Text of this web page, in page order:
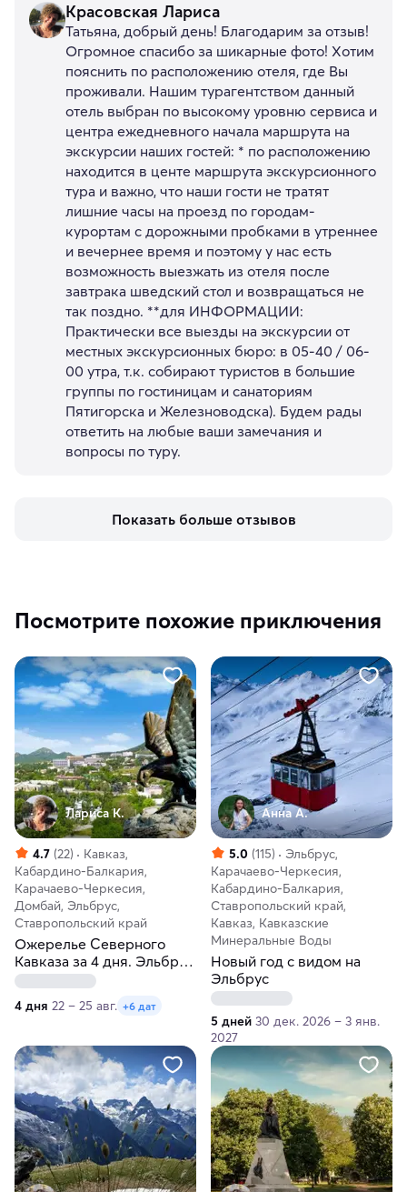
Красовская Лариса
Татьяна, добрый день! Благодарим за отзыв!
Огромное спасибо за шикарные фото! Хотим
пояснить по расположению отеля, где Вы
проживали. Нашим турагентством данный
отель выбран по высокому уровню сервиса и
центра ежедневного начала маршрута на
экскурсии наших гостей: * по расположению
находится в центе маршрута экскурсионного
тура и важно, что наши гости не тратят
лишние часы на проезд по городам-
курортам с дорожными пробками в утреннее
и вечернее время и поэтому у нас есть
возможность выезжать из отеля после
завтрака шведский стол и возвращаться не
так поздно. **для ИНФОРМАЦИИ:
Практически все выезды на экскурсии от
местных экскурсионных бюро: в 05-40 / 06-
00 утра, т.к. собирают туристов в большие
группы по гостиницам и санаториям
Пятигорска и Железноводска). Будем рады
ответить на любые ваши замечания и
вопросы по туру.
Показать больше отзывов
Посмотрите похожие приключения
Лариса К.
4.7 (22)
Кавказ,
Кабардино-Балкария,
Карачаево-Черкесия,
Домбай, Эльбрус,
Ставропольский край
Ожерелье Северного
Кавказа за 4 дня. Эльбрус,
Домбай, Пятигорск и
4 дня 22 – 25 авг. +6 дат
Анна А.
5.0 (115)
Эльбрус,
Карачаево-Черкесия,
Кабардино-Балкария,
Ставропольский край,
Кавказ, Кавказские
Минеральные Воды
Новый год с видом на
Эльбрус
5 дней 30 дек. 2026 – 3 янв.
2027